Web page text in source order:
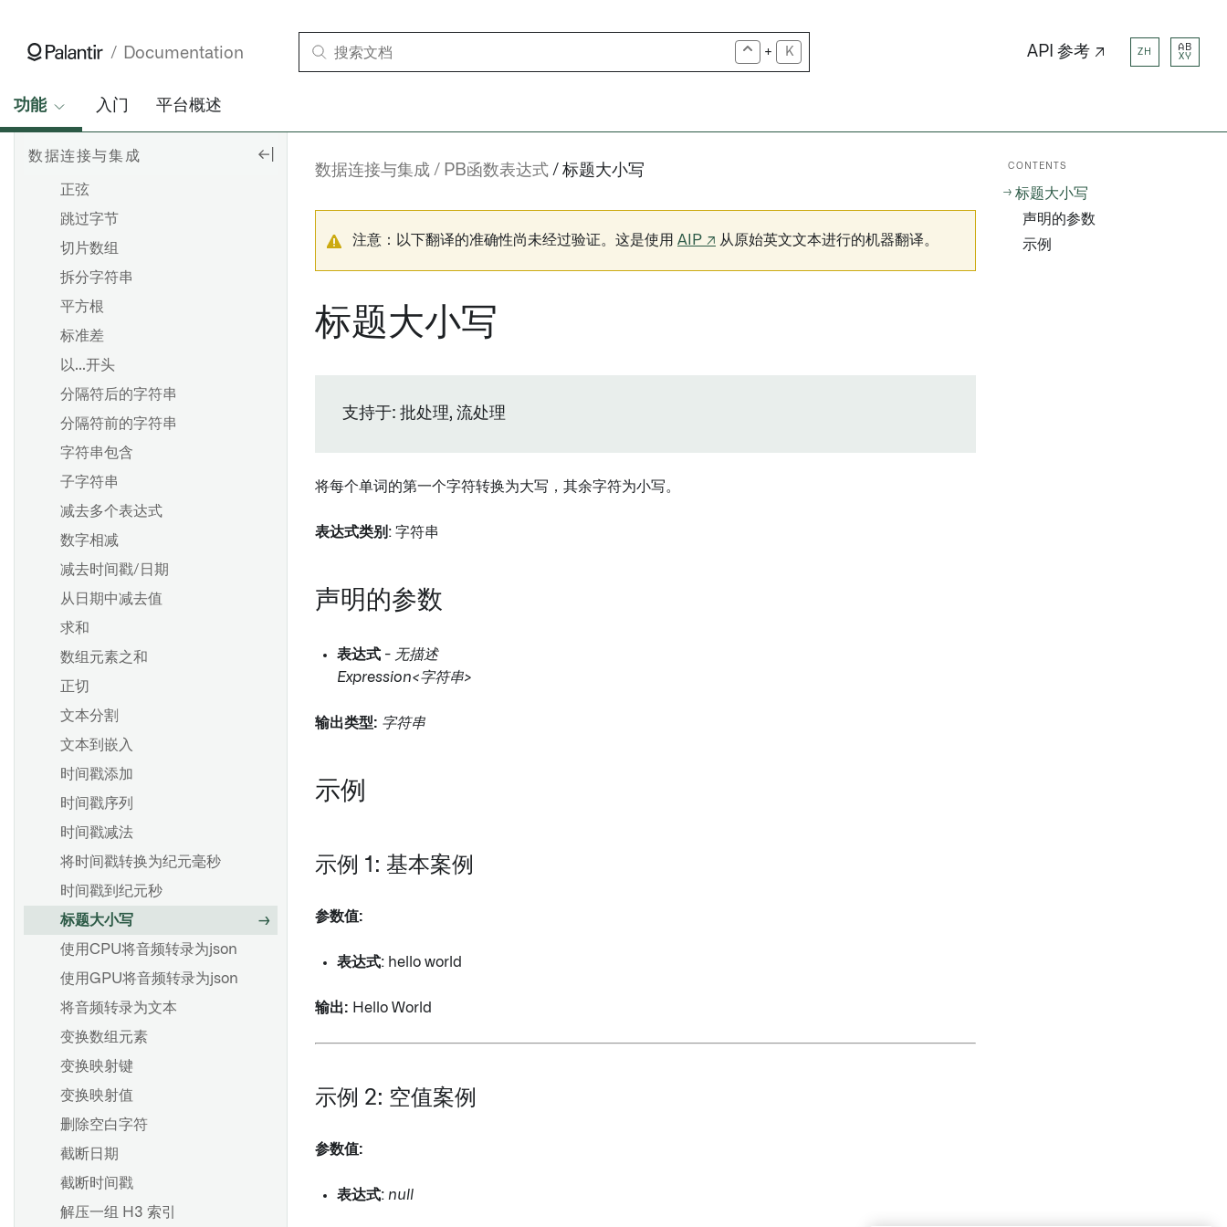
Documentation + K API 参考 ↗ ZH
AB
XY
功能 入门 平台概述
数据连接与集成
样本方差
句子大小写
序列
简化几何
正弦
跳过字节
切片数组
拆分字符串
平方根
标准差
以...开头
分隔符后的字符串
分隔符前的字符串
字符串包含
子字符串
减去多个表达式
数字相减
减去时间戳/日期
从日期中减去值
求和
数组元素之和
正切
文本分割
文本到嵌入
时间戳添加
时间戳序列
时间戳减法
将时间戳转换为纪元毫秒
时间戳到纪元秒
标题大小写
使用CPU将音频转录为json
使用GPU将音频转录为json
将音频转录为文本
变换数组元素
变换映射键
变换映射值
删除空白字符
截断日期
截断时间戳
解压一组 H3 索引
数据连接与集成 PB函数表达式 标题大小写
注意：以下翻译的准确性尚未经过验证。这是使用 AIP ↗ 从原始英文文本进行的机器翻译。
标题大小写
支持于: 批处理, 流处理
将每个单词的第一个字符转换为大写，其余字符为小写。
表达式类别 : 字符串
声明的参数
表达式 - 无描述
Expression<字符串>
输出类型: 字符串
示例
示例 1: 基本案例
参数值:
表达式: hello world
输出: Hello World
示例 2: 空值案例
参数值:
表达式: null
CONTENTS
标题大小写
声明的参数
示例